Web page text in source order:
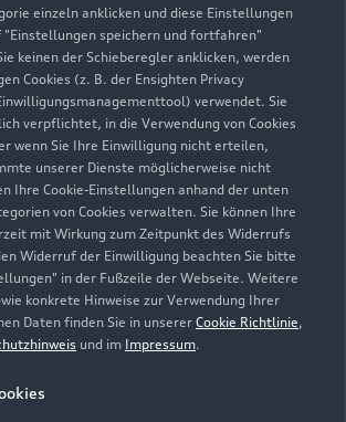
einzeln anklicken und diese Einstellungen
"Einstellungen speichern und fortfahren"
keinen der Schieberegler anklicken, werden
Cookies (z. B. der Ensighten Privacy
verwendet. Sie
verpflichtet, in die Verwendung von Cookies
wenn Sie Ihre Einwilligung nicht erteilen,
unserer Dienste möglicherweise nicht
Ihre Cookie-Einstellungen anhand der unten
von Cookies verwalten. Sie können Ihre
mit Wirkung zum Zeitpunkt des Widerrufs
Widerruf der Einwilligung beachten Sie bitte
in der Fußzeile der Webseite. Weitere
konkrete Hinweise zur Verwendung Ihrer
Daten finden Sie in unserer Cookie Richtlinie,
und im Impressum.
,öffnet amMontag 07:45